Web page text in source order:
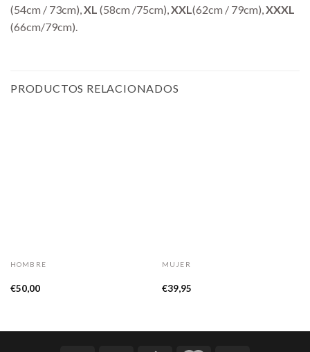
(54cm / 73cm),XL (58cm /75cm),XXL(62cm / 79cm),XXXL
(66cm/79cm).
PRODUCTOS RELACIONADOS
HOMBRE
€50,00
MUJER
€39,95